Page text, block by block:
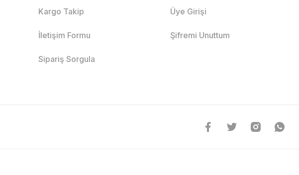
Kargo Takip
İletişim Formu
Sipariş Sorgula
Üye Girişi
Şifremi Unuttum